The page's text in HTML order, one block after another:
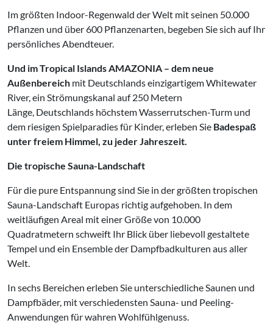
Im größten Indoor-Regenwald der Welt mit seinen 50.000
Pflanzen und über 600 Pflanzenarten, begeben Sie sich auf Ihr
persönliches Abendteuer.
Und im Tropical Islands AMAZONIA – dem neue
Außenbereich mit Deutschlands einzigartigem Whitewater
River, ein Strömungskanal auf 250 Metern
Länge, Deutschlands höchstem Wasserrutschen-Turm und
dem riesigen Spielparadies für Kinder, erleben Sie Badespaß
unter freiem Himmel, zu jeder Jahreszeit.
Die tropische Sauna-Landschaft
Für die pure Entspannung sind Sie in der größten tropischen
Sauna-Landschaft Europas richtig aufgehoben. In dem
weitläufigen Areal mit einer Größe von 10.000
Quadratmetern schweift Ihr Blick über liebevoll gestaltete
Tempel und ein Ensemble der Dampfbadkulturen aus aller
Welt.
In sechs Bereichen erleben Sie unterschiedliche Saunen und
Dampfbäder, mit verschiedensten Sauna- und Peeling-
Anwendungen für wahren Wohlfühlgenuss.